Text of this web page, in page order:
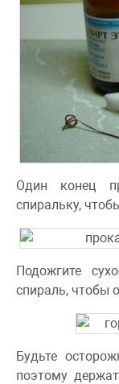
Один конец
спиральку,
Подожгите
спираль, чтобы
Будьте
поэтому